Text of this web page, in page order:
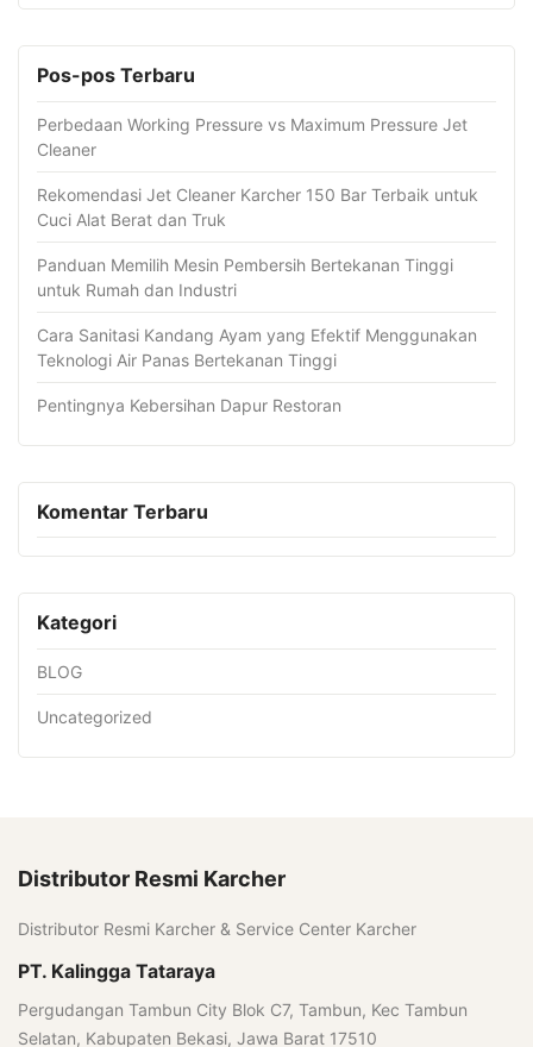
Pos-pos Terbaru
Perbedaan Working Pressure vs Maximum Pressure Jet
Cleaner
Rekomendasi Jet Cleaner Karcher 150 Bar Terbaik untuk
Cuci Alat Berat dan Truk
Panduan Memilih Mesin Pembersih Bertekanan Tinggi
untuk Rumah dan Industri
Cara Sanitasi Kandang Ayam yang Efektif Menggunakan
Teknologi Air Panas Bertekanan Tinggi
Pentingnya Kebersihan Dapur Restoran
Komentar Terbaru
Kategori
BLOG
Uncategorized
Distributor Resmi Karcher
Distributor Resmi Karcher & Service Center Karcher
PT. Kalingga Tataraya
Pergudangan Tambun City Blok C7, Tambun, Kec Tambun
Selatan, Kabupaten Bekasi, Jawa Barat 17510